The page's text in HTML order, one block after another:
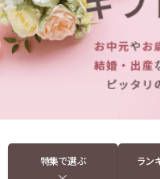
特集で選ぶ ラン